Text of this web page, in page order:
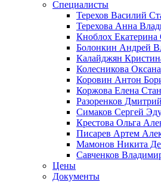
Специалисты
Терехов Василий
Терехова Анна
Кноблох Екатерина
Болонкин Андрей
Калайджян
Колесникова
Коровин Антон
Коржова Елена
Разоренков
Симаков Сергей
Крестова Ольга
Писарев Артем
Мамонов Никита
Савченков
Цены
Документы